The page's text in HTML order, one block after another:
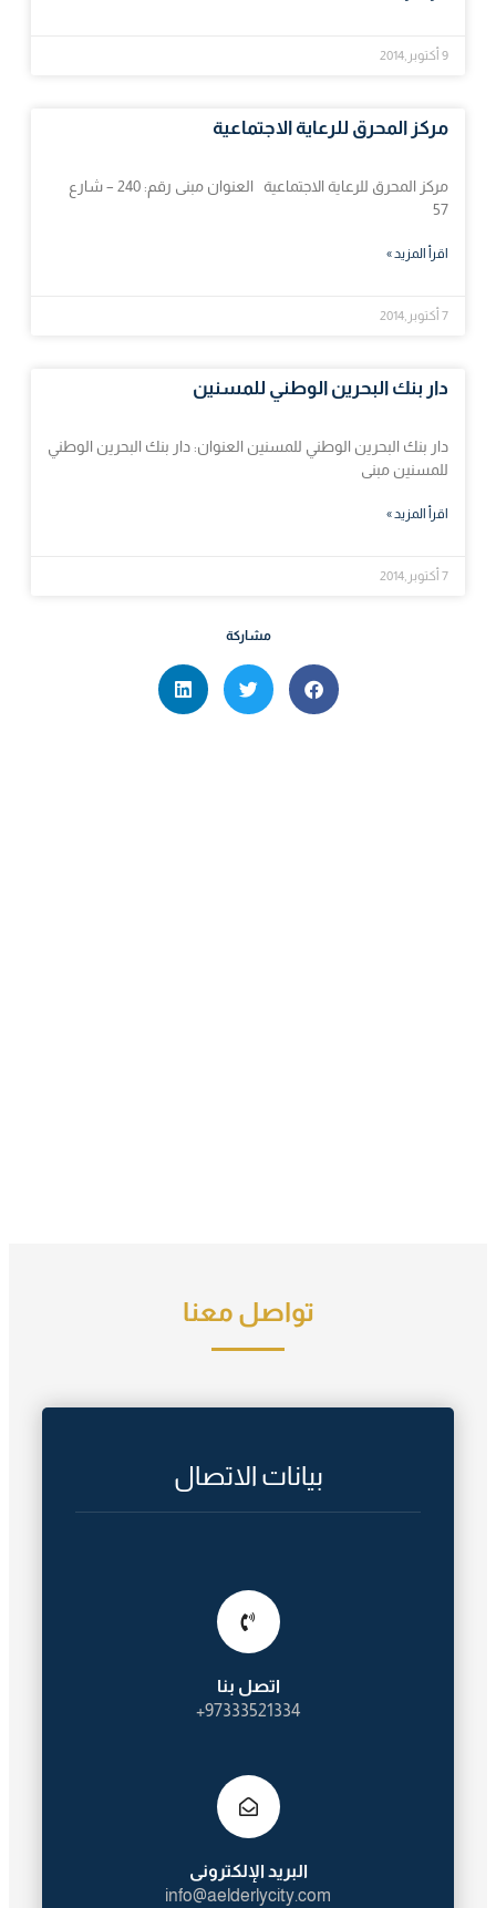
9 أكتوبر,2014
مركز المحرق للرعاية الاجتماعية
مركز المحرق للرعاية الاجتماعية العنوان مبنى رقم: 240 – شارع
57
اقرأ المزيد »
7 أكتوبر,2014
دار بنك البحرين الوطني للمسنين
دار بنك البحرين الوطني للمسنين العنوان: دار بنك البحرين الوطني
للمسنين مبنى
اقرأ المزيد »
7 أكتوبر,2014
مشاركة
بيانات الاتصال
اتصل بنا
97333521334+
البريد الإلكترونى
info@aelderlycity.com
تواصل معنا